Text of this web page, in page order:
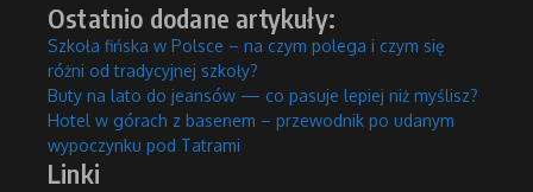
Ostatnio dodane artykuły:
Szkoła fińska w Polsce – na czym polega i czym się
różni od tradycyjnej szkoły?
Buty na lato do jeansów — co pasuje lepiej niż myślisz?
Hotel w górach z basenem – przewodnik po udanym
wypoczynku pod Tatrami
Linki